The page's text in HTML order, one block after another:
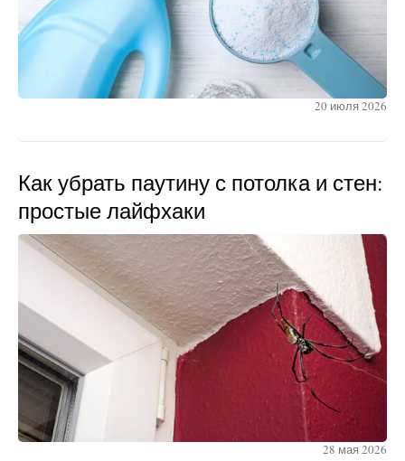
20 июля 2026
Как убрать паутину с потолка и стен:
простые лайфхаки
28 мая 2026